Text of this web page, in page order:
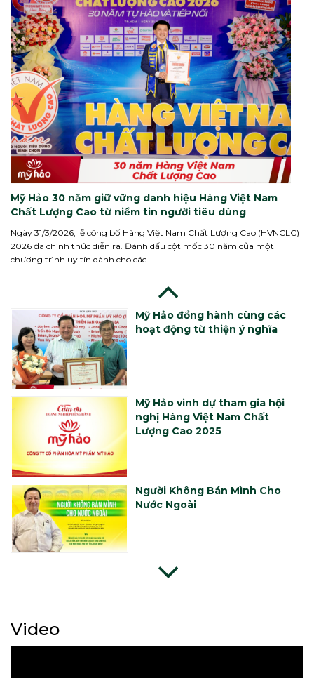
Mỹ Hảo 30 năm giữ vững danh hiệu Hàng Việt Nam
Chất Lượng Cao từ niềm tin người tiêu dùng
Ngày 31/3/2026, lễ công bố Hàng Việt Nam Chất Lượng Cao (HVNCLC)
2026 đã chính thức diễn ra. Đánh dấu cột mốc 30 năm của một
chương trình uy tín dành cho các...
Hành trình đưa nước rửa tay đi
Mỹ của ông chủ Mỹ Hảo
Mỹ Hảo đồng hành cùng Đại
học Kinh tế TP.HCM – Khởi đầu
hành trình đại học cùng các
bạn sinh viên
Mỹ Hảo xây dựng nhịp cầu kết
nối mang yêu thương đến Cù
Lao Dung
Mỹ Hảo đồng hành cùng các
hoạt động từ thiện ý nghĩa
Mỹ Hảo vinh dự tham gia hội
nghị Hàng Việt Nam Chất
Lượng Cao 2025
Người Không Bán Mình Cho
Nước Ngoài
Sở Giáo dục và Đào tạo Long
Video